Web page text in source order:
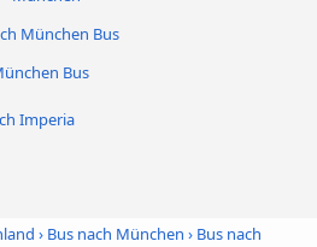
München Bus
Bus
Imperia
› Bus nach München › Bus nach